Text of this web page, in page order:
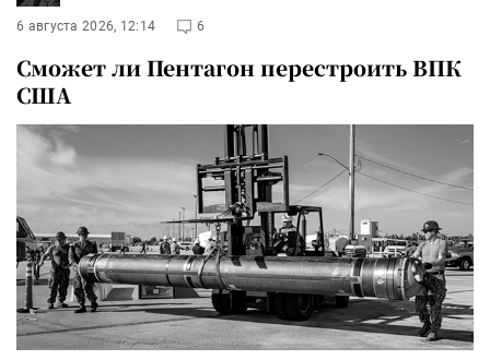
6 августа 2026, 12:14 6
Сможет ли Пентагон перестроить ВПК
США